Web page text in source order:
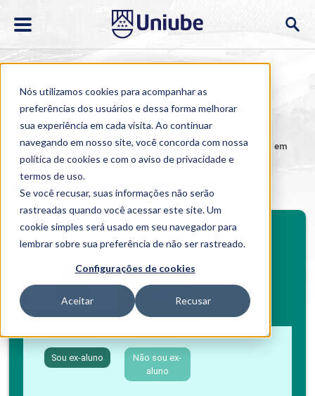
Nós utilizamos cookies para acompanhar as
preferências dos usuários e dessa forma melhorar
sua experiência em cada visita. Ao continuar
navegando em nosso site, você concorda com nossa
política de cookies e com o aviso deprivacidade e
termos de uso.
Se você recusar, suas informações não serão
rastreadas quando você acessar este site. Um
cookie simples será usado em seu navegador para
lembrar sobre sua preferência de não ser rastreado.
Configurações de cookies
Aceitar Recusar
Home > Cursos > EAD > Pós-graduação >Especialização em
Web 3.0
Especialização em Web 3.0
Investimento
Boleto bancário / PIX Cartão de crédito
Sou ex-aluno
Não sou ex-
aluno
BENEFÍCIOS
Benefícios pós-graduação